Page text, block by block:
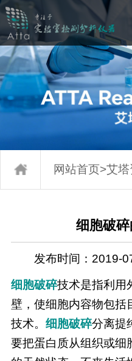
网站首页>艾
细胞破
发布时间：2019-
细胞破碎技术是指利用
壁，使细胞内容物包括
技术。 细胞破碎分离提
要把蛋白质从组织或细